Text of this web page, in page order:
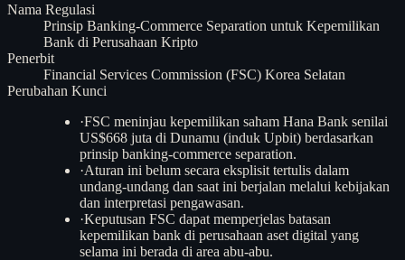
Nama Regulasi
Prinsip Banking-Commerce Separation untuk Kepemilikan
Bank di Perusahaan Kripto
Penerbit
Financial Services Commission (FSC) Korea Selatan
Perubahan Kunci
·FSC meninjau kepemilikan saham Hana Bank senilai
US$668 juta di Dunamu (induk Upbit) berdasarkan
prinsip banking-commerce separation.
·Aturan ini belum secara eksplisit tertulis dalam
undang-undang dan saat ini berjalan melalui kebijakan
dan interpretasi pengawasan.
·Keputusan FSC dapat memperjelas batasan
kepemilikan bank di perusahaan aset digital yang
selama ini berada di area abu-abu.